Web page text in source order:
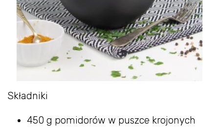
Składniki
450 g pomidorów w puszce krojonych